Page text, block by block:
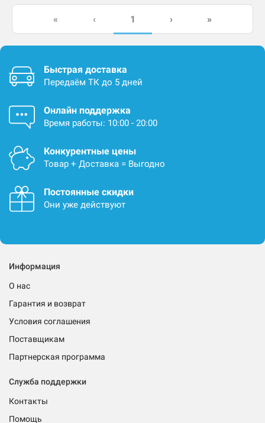
« ‹ 1 › »
Быстрая доставка
Передаём ТК до 5 дней
Онлайн поддержка
Время работы: 10:00 - 20:00
Конкурентные цены
Товар + Доставка = Выгодно
Постоянные скидки
Они уже действуют
Информация
О нас
Гарантия и возврат
Условия соглашения
Поставщикам
Партнерская программа
Служба поддержки
Контакты
Помощь